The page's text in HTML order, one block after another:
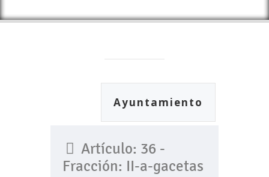
Ayuntamiento
Artículo: 36 -
Fracción: II-a-gacetas